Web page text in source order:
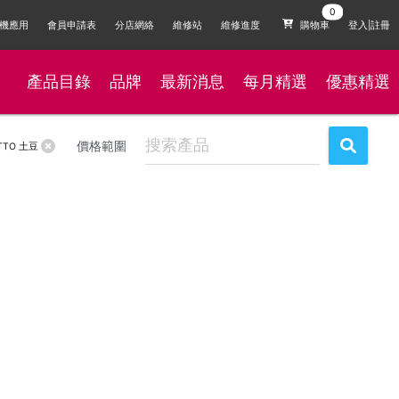
應用 會員申請表 分店網絡 維修站 維修進度 購物車 登入|註冊
產品目錄 品牌 最新消息 每月精選 優惠精選
土豆 價格範圍